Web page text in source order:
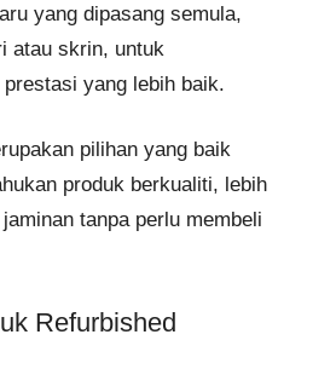
yang dipasang semula,
atau skrin, untuk
yang lebih baik.
pilihan yang baik
produk berkualiti, lebih
tanpa perlu membeli
Refurbished